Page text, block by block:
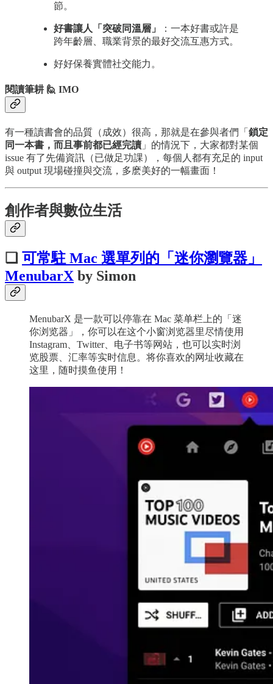
節。
好書讓人「突破同溫層」
：一本好書或許是
跨年齡層、職業背景的最好交流互惠方式。
好好保養實體社交能力。
閱讀筆耕 🙋 IMO
有一種讀書會的品質（成效）很高，那就是在參與者們「 鎖定
同一本書，而且事前都已經完讀 」的情況下，大家都對某個
issue 有了先備資訊（已做足功課），每個人都有充足的 input
與 output 現場碰撞與交流，多麽美好的一幅畫面！
創作者與數位生活
❏ 可常駐 Mac 選單列的「迷你瀏覽器」
MenubarX by Simon
MenubarX 是一款可以停靠在 Mac 菜单栏上的「迷
你浏览器」，你可以在这个小窗浏览器里尽情使用
Instagram、Twitter、电子书等网站，也可以实时浏
览股票、汇率等实时信息。将你喜欢的网址收藏在
这里，随时摸鱼使用！